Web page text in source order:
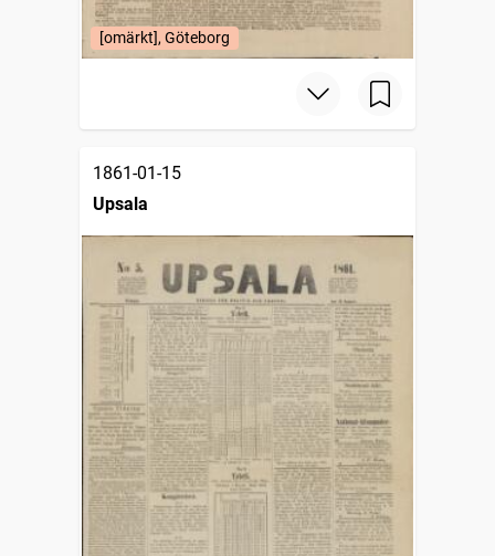
[omärkt], Göteborg
1861-01-15
Upsala